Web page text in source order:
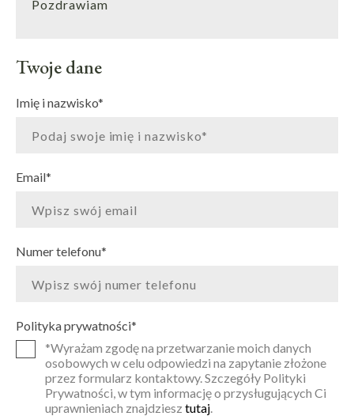
Twoje dane
Imię i nazwisko*
Email*
Numer telefonu*
Polityka prywatności*
*Wyrażam zgodę na przetwarzanie moich danych
osobowych w celu odpowiedzi na zapytanie złożone
przez formularz kontaktowy. Szczegóły Polityki
Prywatności, w tym informację o przysługujących Ci
uprawnieniach znajdziesz tutaj.